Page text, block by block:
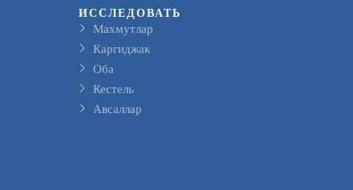
ИССЛЕДОВАТЬ
Махмутлар
Каргиджак
Оба
Кестель
Авсаллар